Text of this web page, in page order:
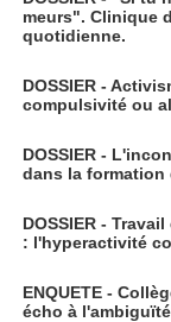
meurs". Clinique
quotidienne.
DOSSIER -
compulsivité ou
DOSSIER -
dans la formation
DOSSIER -
: l'hyperactivité
ENQUETE -
écho à